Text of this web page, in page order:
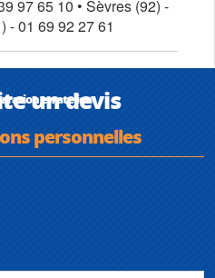
97 65 10 • Sèvres (92) -
- 01 69 92 27 61
un devis
en atelier
personnelles